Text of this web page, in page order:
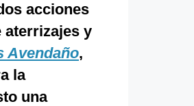
acciones
aterrizajes y
Avendaño,
la
una